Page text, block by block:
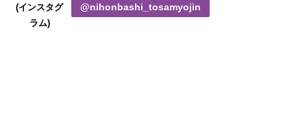
(インスタグ
ラム)
@nihonbashi_tosamyojin